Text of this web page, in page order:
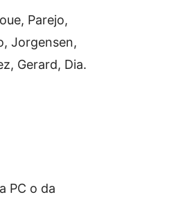
Parejo,
Jorgensen,
Gerard, Dia.
PC o da